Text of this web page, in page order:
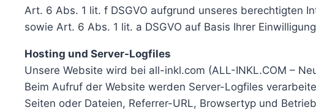
Art. 6 Abs. 1 lit. f DSGVO aufgrund unseres berechtigten
sowie Art. 6 Abs. 1 lit. a DSGVO auf Basis Ihrer
Hosting und Server-Logfiles
Unsere Website wird bei all-inkl.com (ALL-INKL.COM –
Beim Aufruf der Website werden Server-Logfiles
Seiten oder Dateien, Referrer-URL, Browsertyp und